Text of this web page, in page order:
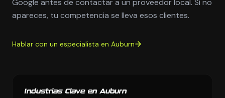
Google antes de contactar a un proveedor local. Si no
apareces, tu competencia se lleva esos clientes.
Hablar con un especialista en Auburn
Industrias Clave en Auburn